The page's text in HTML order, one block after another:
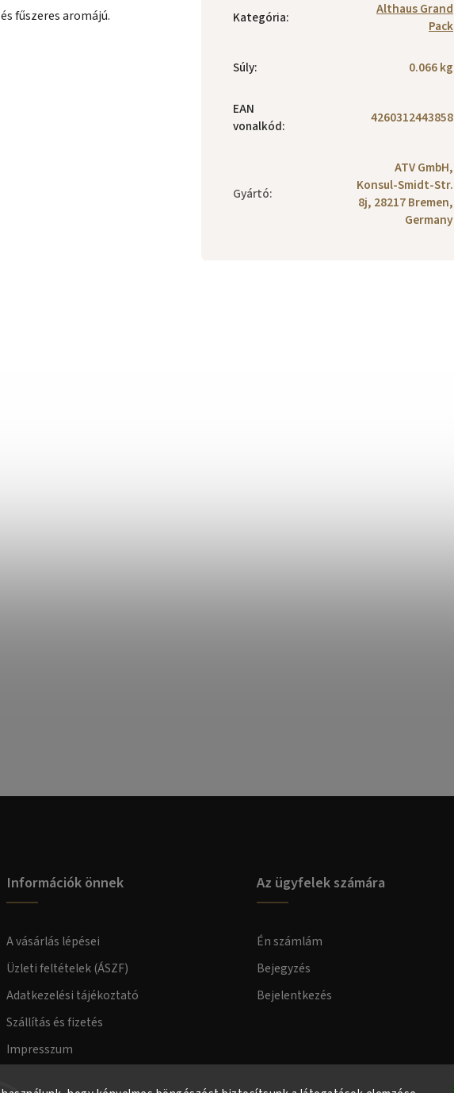
fűszeres aromájú.
Kategória:
Althaus Grand
Pack
Súly: 0.066 kg
EAN
vonalkód: 4260312443858
Gyártó:
ATV GmbH,
Konsul-Smidt-Str.
8j, 28217 Bremen,
Germany
Információk önnek
A vásárlás lépései
Üzleti feltételek (ÁSZF)
Adatkezelési tájékoztató
Szállítás és fizetés
Impresszum
Az ügyfelek számára
Én számlám
Bejegyzés
Bejelentkezés